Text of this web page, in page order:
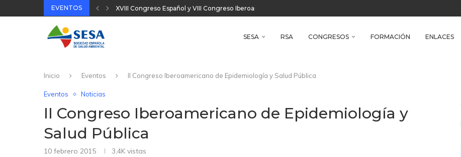
EVENTOS XVIII Congreso Español y VIII Congreso Iberoamericano de Salud Ambiental
SESA
RSA CONGRESOS FORMACIÓN ENLACES
Inicio Eventos II Congreso Iberoamericano de Epidemiología y Salud Pública
Eventos Noticias
II Congreso Iberoamericano de Epidemiología y
Salud Pública
10 febrero 2015 3,4K vistas